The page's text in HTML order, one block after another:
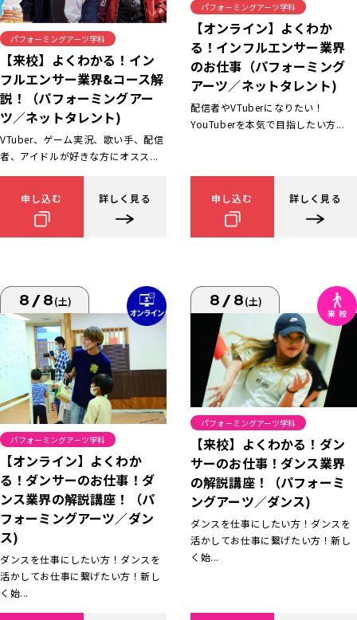
パフォーミングアーツ学科
【来校】よくわかる！イン
フルエンサー業界&コース解
説！（パフォーミングアー
ツ／ネットタレント)
VTuber、ゲーム実況、歌い手、配信
者、アイドルが好きな方にオスス...
申し込む 詳しく見る
パフォーミングアーツ学科
【オンライン】よくわか
る！インフルエンサー業界
のお仕事（パフォーミング
アーツ／ネットタレント)
配信者やVTuberになりたい！
YouTuberを本気で目指したい方...
申し込む 詳しく見る
8/8(土)
パフォーミングアーツ学科
【オンライン】よくわか
る！ダンサーのお仕事！ダ
ンス業界の解説講座！（パ
フォーミングアーツ／ダン
ス)
ダンスを仕事にしたい方！ダンスを
活かしてお仕事に繋げたい方！新し
く始...
8/8(土)
パフォーミングアーツ学科
【来校】よくわかる！ダン
サーのお仕事！ダンス業界
の解説講座！（パフォーミ
ングアーツ／ダンス)
ダンスを仕事にしたい方！ダンスを
活かしてお仕事に繋げたい方！新し
く始...